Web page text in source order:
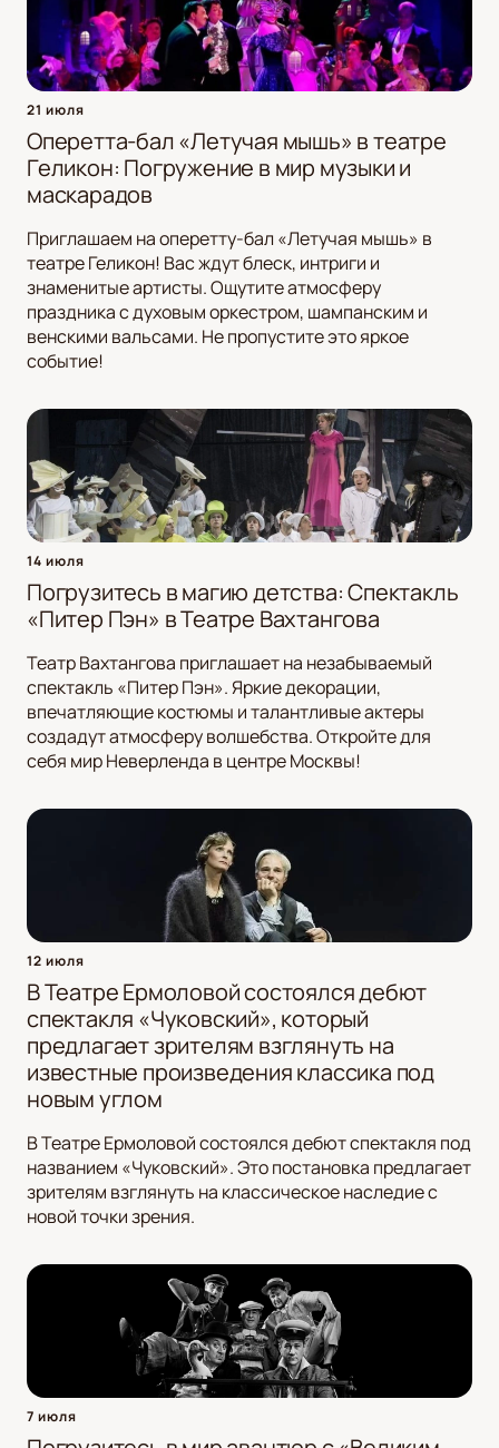
21 июля
Оперетта-бал «Летучая мышь» в театре
Геликон: Погружение в мир музыки и
маскарадов
Приглашаем на оперетту-бал «Летучая мышь» в
театре Геликон! Вас ждут блеск, интриги и
знаменитые артисты. Ощутите атмосферу
праздника с духовым оркестром, шампанским и
венскими вальсами. Не пропустите это яркое
событие!
14 июля
Погрузитесь в магию детства: Спектакль
«Питер Пэн» в Театре Вахтангова
Театр Вахтангова приглашает на незабываемый
спектакль «Питер Пэн». Яркие декорации,
впечатляющие костюмы и талантливые актеры
создадут атмосферу волшебства. Откройте для
себя мир Неверленда в центре Москвы!
12 июля
В Театре Ермоловой состоялся дебют
спектакля «Чуковский», который
предлагает зрителям взглянуть на
известные произведения классика под
новым углом
В Театре Ермоловой состоялся дебют спектакля под
названием «Чуковский». Это постановка предлагает
зрителям взглянуть на классическое наследие с
новой точки зрения.
7 июля